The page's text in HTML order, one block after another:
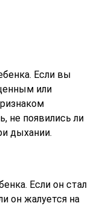
Если вы
или
не появились ли
дыхании.
Если он стал
он жалуется на